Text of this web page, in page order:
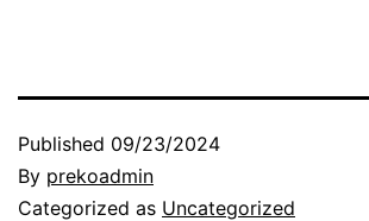
Published 09/23/2024
By prekoadmin
Categorized as Uncategorized